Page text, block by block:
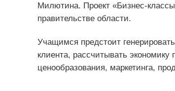
Милютина. Проект «Бизнес-
правительстве области.
Учащимся предстоит
клиента, рассчитывать экономику
ценообразования, маркетинга,